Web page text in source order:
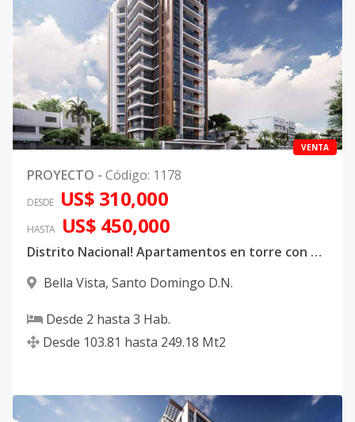
VENTA
PROYECTO - Código: 1178
DESDE US$ 310,000
HASTA US$ 450,000
Distrito Nacional! Apartamentos en torre con vistas al mar en ave. Sarasota 81
Bella Vista, Santo Domingo D.N.
Desde 2 hasta 3 Hab.
Desde 103.81 hasta 249.18 Mt2